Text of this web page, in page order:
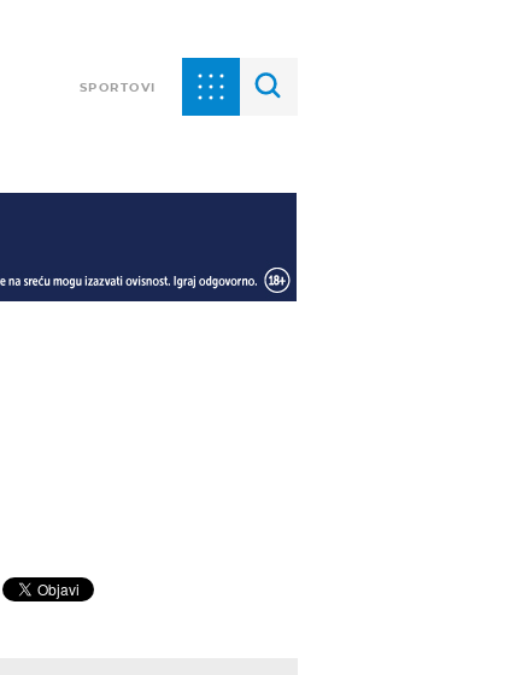
SPORTOVI